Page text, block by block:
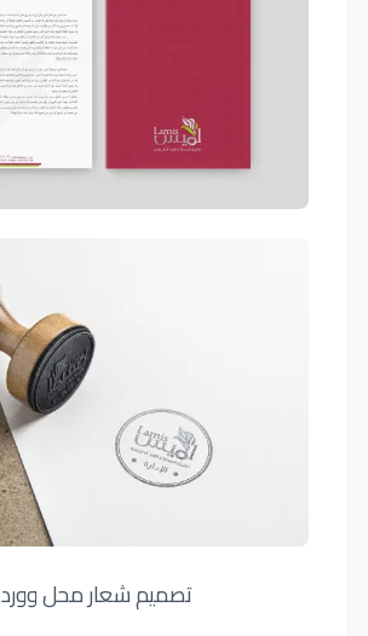
تصميم شعار محل وورد